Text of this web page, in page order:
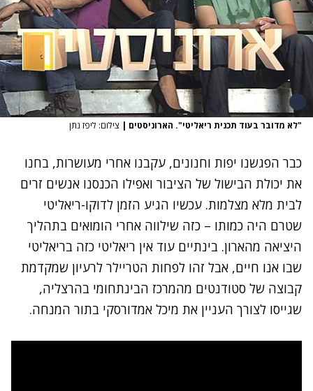
"לא מדובר בעוד תכנית ריאליטי". הארוניסטים | צילום: ליפז נתן
כבר הפגשנו יפות וחנונים, עקבנו אחרי מעושרות, בחנו
את יכולת הבישול של הציבור ואפילו הכנסנו אנשים זרים
לבית מלא מצלמות. עכשיו הגיע הזמן לדוקו-ריאליטי
שטרם היה כמותו – כזה שילווה אחרי הומואים בתהליך
היציאה מהארון. בינתיים עוד אין ריאליטי כזה בריאליטי
שבו אנו חיים, אבל זהו לפחות הטריילר לרעיון שמקדמת
קבוצה של סטודנטים מהמרכז הבינתחומי בהרצליה,
שגייסו לצורך העניין את מיכל אמדורסקי בתור המנחה.